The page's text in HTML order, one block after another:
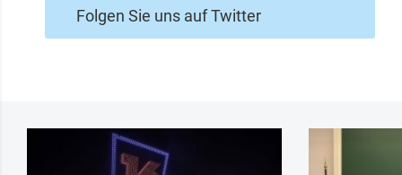
Folgen Sie uns auf Twitter